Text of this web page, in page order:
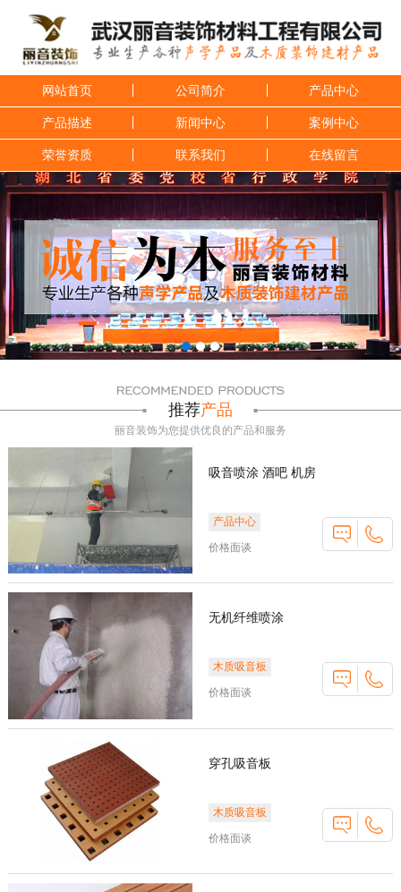
网站首页 公司简介 产品中心
产品描述 新闻中心 案例中心
荣誉资质 联系我们 在线留言
1 2 3
推荐产品
丽音装饰为您提供优良的产品和服务
吸音喷涂 酒吧 机房
产品中心
价格面谈
无机纤维喷涂
木质吸音板
价格面谈
穿孔吸音板
木质吸音板
价格面谈